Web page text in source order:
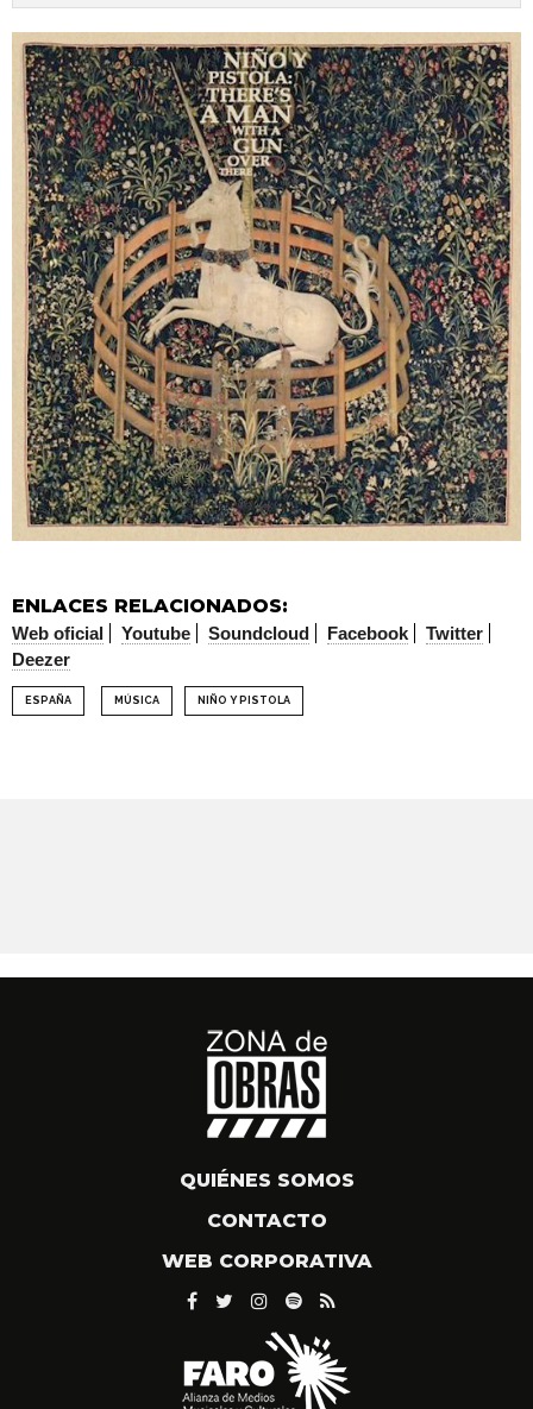
ENLACES RELACIONADOS:
Web oficial Youtube Soundcloud Facebook
Twitter
Deezer
ESPAÑA MÚSICA NIÑO Y PISTOLA
QUIÉNES SOMOS
CONTACTO
WEB CORPORATIVA